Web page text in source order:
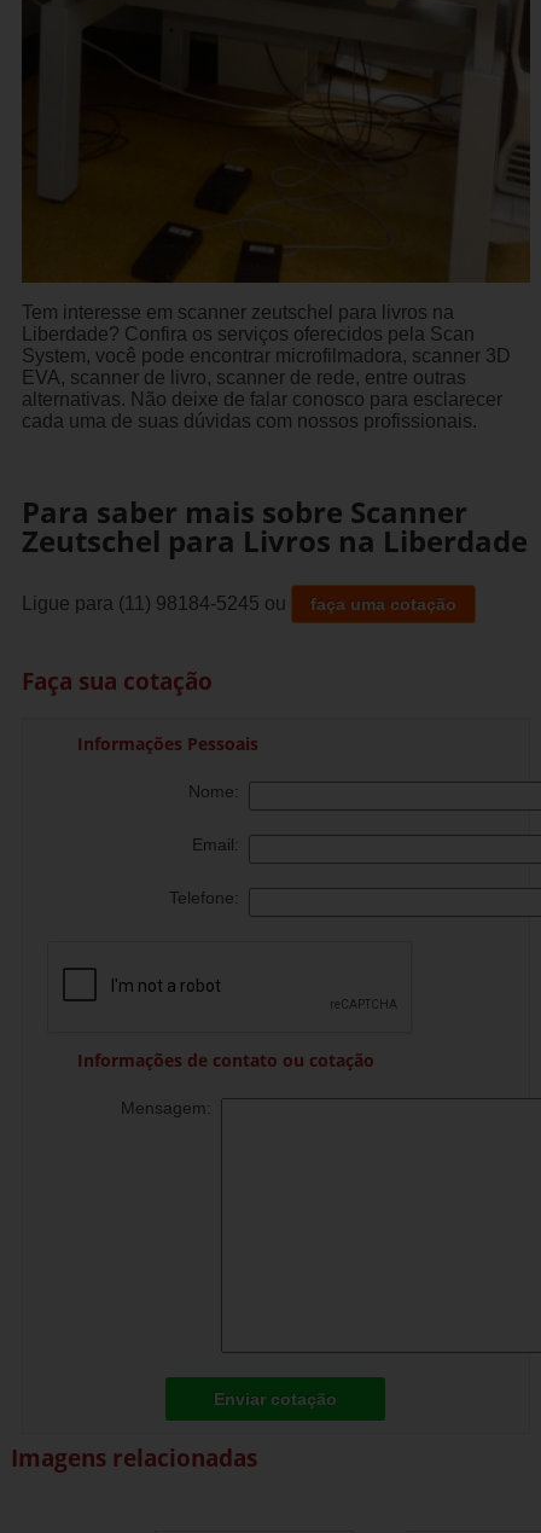
Tem interesse em scanner zeutschel para livros na
Liberdade? Confira os serviços oferecidos pela Scan
System, você pode encontrar microfilmadora, scanner 3D
EVA, scanner de livro, scanner de rede, entre outras
alternativas. Não deixe de falar conosco para esclarecer
cada uma de suas dúvidas com nossos profissionais.
Para saber mais sobre Scanner
Zeutschel para Livros na Liberdade
Ligue para (11) 98184-5245 ou faça uma cotação
Faça sua cotação
Informações Pessoais
Nome:
Email:
Telefone:
Informações de contato ou cotação
Mensagem:
Enviar cotação
Imagens relacionadas